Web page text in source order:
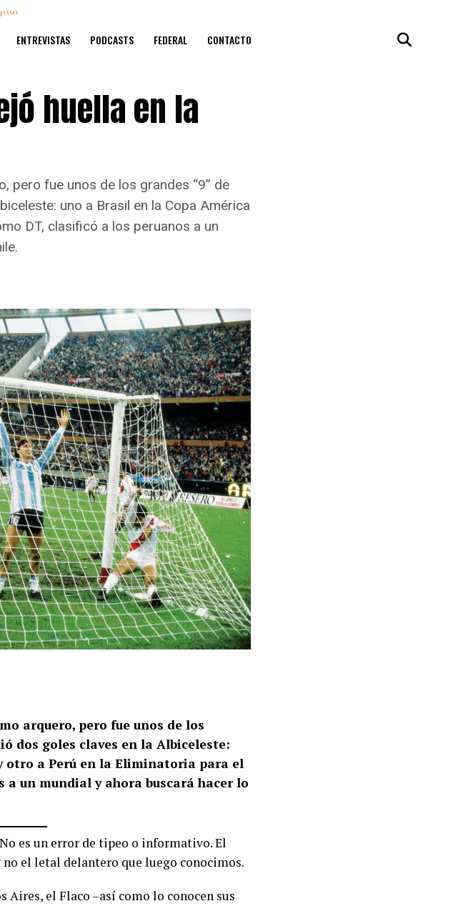
ENTREVISTAS PODCASTS FEDERAL CONTACTO
huella en la
pero fue unos de los grandes “9” de
uno a Brasil en la Copa América
DT, clasificó a los peruanos a un
arquero, pero fue unos de los
dos goles claves en la Albiceleste:
otro a Perú en la Eliminatoria para el
a un mundial y ahora buscará hacer lo
es un error de tipeo o informativo. El
el letal delantero que luego conocimos.
Aires, el Flaco –así como lo conocen sus